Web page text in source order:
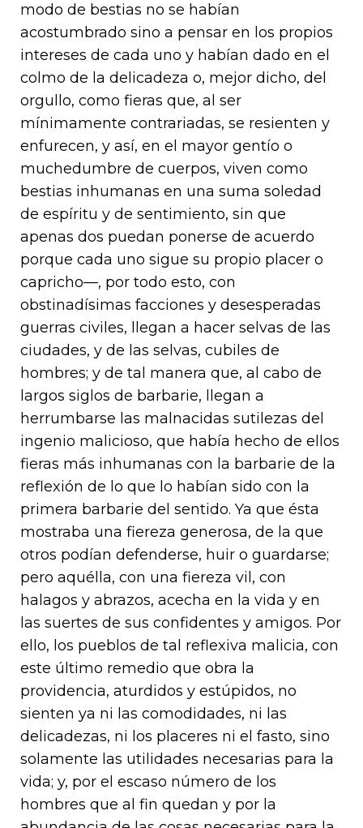
modo de bestias no se habían
acostumbrado sino a pensar en los propios
intereses de cada uno y habían dado en el
colmo de la delicadeza o, mejor dicho, del
orgullo, como fieras que, al ser
mínimamente contrariadas, se resienten y
enfurecen, y así, en el mayor gentío o
muchedumbre de cuerpos, viven como
bestias inhumanas en una suma soledad
de espíritu y de sentimiento, sin que
apenas dos puedan ponerse de acuerdo
porque cada uno sigue su propio placer o
capricho—, por todo esto, con
obstinadísimas facciones y desesperadas
guerras civiles, llegan a hacer selvas de las
ciudades, y de las selvas, cubiles de
hombres; y de tal manera que, al cabo de
largos siglos de barbarie, llegan a
herrumbarse las malnacidas sutilezas del
ingenio malicioso, que había hecho de ellos
fieras más inhumanas con la barbarie de la
reflexión de lo que lo habían sido con la
primera barbarie del sentido. Ya que ésta
mostraba una fiereza generosa, de la que
otros podían defenderse, huir o guardarse;
pero aquélla, con una fiereza vil, con
halagos y abrazos, acecha en la vida y en
las suertes de sus confidentes y amigos. Por
ello, los pueblos de tal reflexiva malicia, con
este último remedio que obra la
providencia, aturdidos y estúpidos, no
sienten ya ni las comodidades, ni las
delicadezas, ni los placeres ni el fasto, sino
solamente las utilidades necesarias para la
vida; y, por el escaso número de los
hombres que al fin quedan y por la